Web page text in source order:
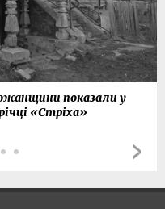
показали у
«Стріха»